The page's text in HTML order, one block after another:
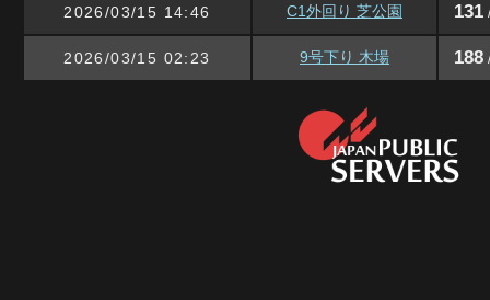
2026/03/15 14:46 C1外回り 芝公園 131
2026/03/15 02:23 9号下り 木場 188